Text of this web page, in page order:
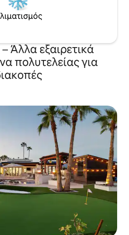
Άλλα εξαιρετικά
πολυτελείας για